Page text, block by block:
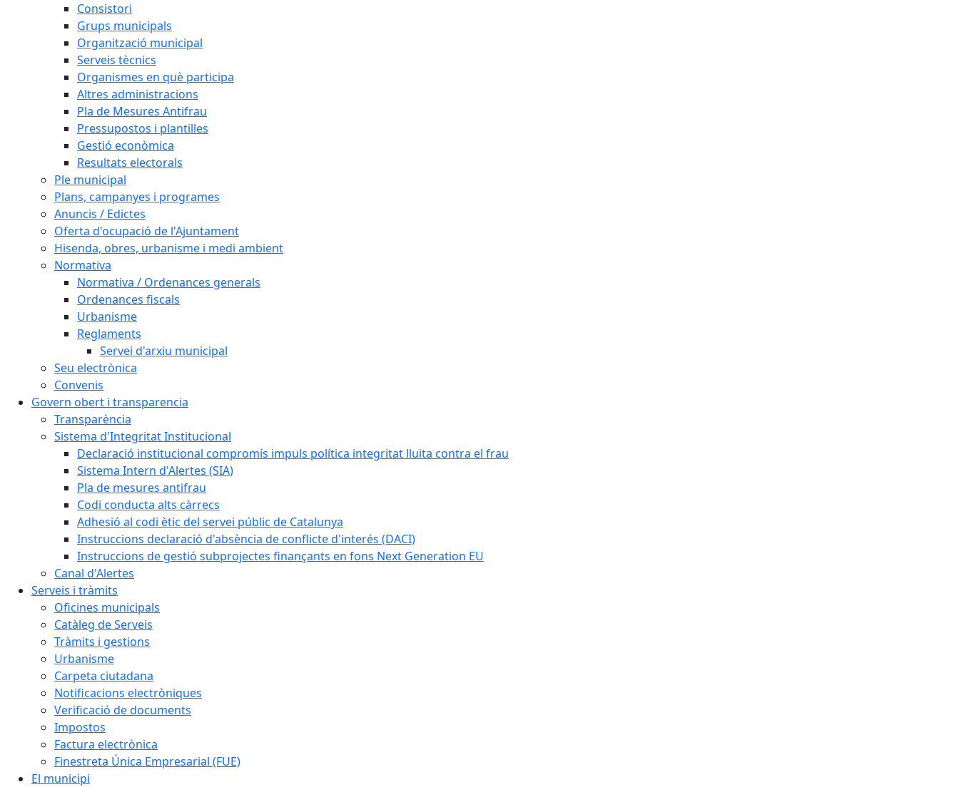
Consistori
Grups municipals
Organització municipal
Serveis tècnics
Organismes en què participa
Altres administracions
Pla de Mesures Antifrau
Pressupostos i plantilles
Gestió econòmica
Resultats electorals
Ple municipal
Plans, campanyes i programes
Anuncis / Edictes
Oferta d'ocupació de l'Ajuntament
Hisenda, obres, urbanisme i medi ambient
Normativa
Normativa / Ordenances generals
Ordenances fiscals
Urbanisme
Reglaments
Servei d'arxiu municipal
Seu electrònica
Convenis
Govern obert i transparencia
Transparència
Sistema d'Integritat Institucional
Declaració institucional compromís impuls política integritat lluita contra el frau
Sistema Intern d'Alertes (SIA)
Pla de mesures antifrau
Codi conducta alts càrrecs
Adhesió al codi ètic del servei públic de Catalunya
Instruccions declaració d'absència de conflicte d'interés (DACI)
Instruccions de gestió subprojectes finançants en fons Next Generation EU
Canal d'Alertes
Serveis i tràmits
Oficines municipals
Catàleg de Serveis
Tràmits i gestions
Urbanisme
Carpeta ciutadana
Notificacions electròniques
Verificació de documents
Impostos
Factura electrònica
Finestreta Única Empresarial (FUE)
El municipi